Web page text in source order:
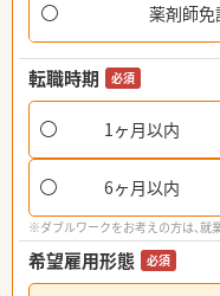
薬剤師免
転職時期 必須
1ヶ月以内
6ヶ月以内
※ダブルワークをお考えの方は、就
希望雇用形態 必須